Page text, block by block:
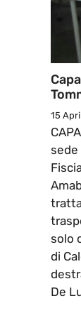
15
sede
solo
di
De